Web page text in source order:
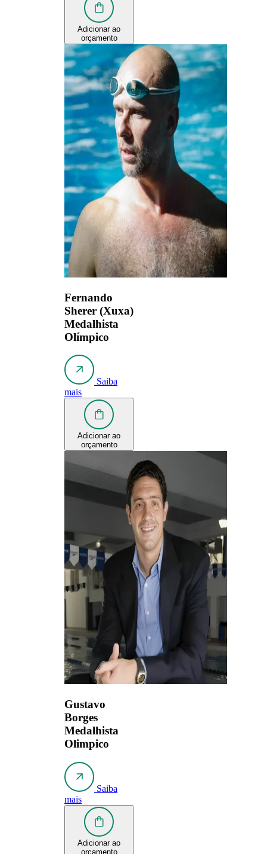
Adicionar ao
orçamento
Fernando
Sherer (Xuxa)
Medalhista
Olímpico
Saiba
mais
Adicionar ao
orçamento
Gustavo
Borges
Medalhista
Olimpico
Saiba
mais
Adicionar ao
orçamento